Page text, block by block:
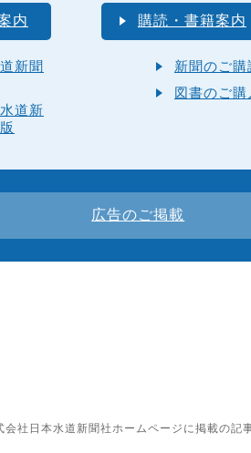
内
新聞
道新
購読・書籍案内
新聞のご購
図書のご購
広告のご掲載
会社日本水道新聞社ホームページに掲載の記